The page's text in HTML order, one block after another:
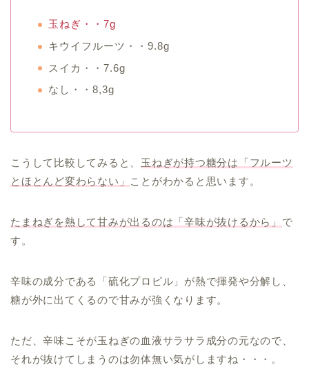
玉ねぎ・・7g
キウイフルーツ・・9.8g
スイカ・・7.6g
なし・・8,3g
こうして比較してみると、 玉ねぎが持つ糖分は「フルーツ
とほとんど変わらない」 ことがわかると思います。
たまねぎを熱して甘みが出るのは「辛味が抜けるから」 で
す。
辛味の成分である「硫化プロピル」が熱で揮発や分解し、
糖が外に出てくるので甘みが強くなります。
ただ、辛味こそが玉ねぎの血液サラサラ成分の元なので、
それが抜けてしまうのは勿体無い気がしますね・・・。